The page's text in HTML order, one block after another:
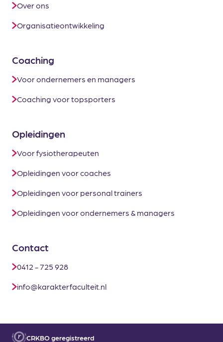
Over ons
Organisatieontwikkeling
Coaching
Voor ondernemers en managers
Coaching voor topsporters
Opleidingen
Voor fysiotherapeuten
Opleidingen voor coaches
Opleidingen voor personal trainers
Opleidingen voor ondernemers & managers
Contact
0412 - 725 928
info@karakterfaculteit.nl
CRKBO geregistreerd